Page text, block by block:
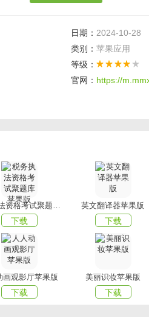
学校各个活动组织单位组织的活
。
件平台，能够帮助学生在线学习
教师通过网络便捷管理在校学生
日期： 2024-10-28
类别： 苹果应用
等级：
官网： https://
税务执法资格考试聚题库苹果版
下载
英文翻译器苹果版
下载
画观影厅苹果版
下载
美丽识妆苹果版
下载